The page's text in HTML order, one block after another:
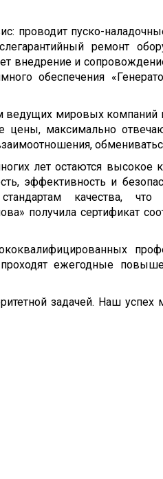
проводит пуско-
ремонт
внедрение и
обеспечения
мировых компаний
цены, максимально
лет остаются высокое
эффективность и
качества, что
получила сертификат
ежегодные
задачей. Наш